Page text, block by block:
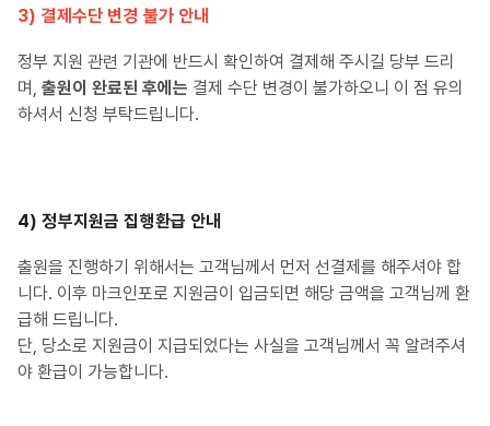
3) 결제수단 변경 불가 안내
정부 지원 관련 기관에 반드시 확인하여 결제해 주시길 당부 드리
며, 출원이 완료된 후에는 결제 수단 변경이 불가하오니 이 점 유의
하셔서 신청 부탁드립니다.
4) 정부지원금 집행환급 안내
출원을 진행하기 위해서는 고객님께서 먼저 선결제를 해주셔야 합
니다. 이후 마크인포로 지원금이 입금되면 해당 금액을 고객님께 환
급해 드립니다.
단, 당소로 지원금이 지급되었다는 사실을 고객님께서 꼭 알려주셔
야 환급이 가능합니다.